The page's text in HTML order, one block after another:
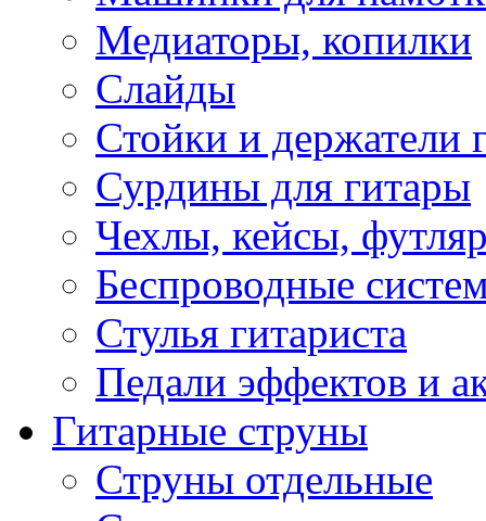
Медиаторы, копилки
Слайды
Стойки и держатели
Сурдины для гитары
Чехлы, кейсы,
Беспроводные
Стулья гитариста
Педали эффектов и
Гитарные струны
Струны отдельные